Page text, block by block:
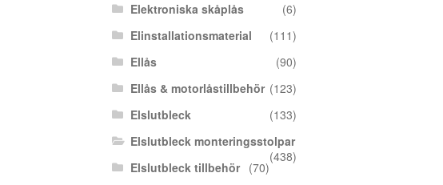
Elektroniska skåplås
(6)
Elinstallationsmaterial
(111)
Ellås
(90)
Ellås & motorlåstillbehör (123)
Elslutbleck
(133)
Elslutbleck monteringsstolpar
(438)
Elslutbleck tillbehör
(70)